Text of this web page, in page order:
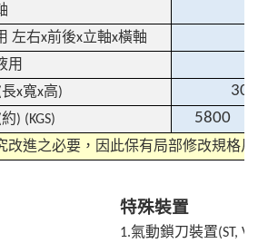
左右x前後x立軸x橫軸
用
長x寬x高)
約) (KGS) 5800
改進之必要，因此保有局部修改規格
特殊裝置
1.氣動鎖刀裝置(ST,